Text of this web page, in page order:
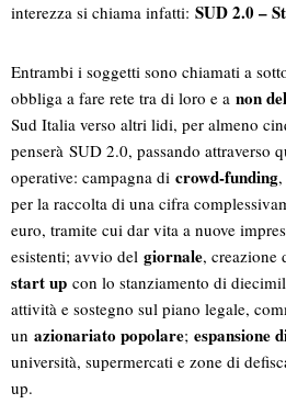
interezza si chiama infatti: SUD 2.0 –
Entrambi i soggetti sono chiamati a
obbliga a fare rete tra di loro e a non
Sud Italia verso altri lidi, per almeno
penserà SUD 2.0, passando attraverso
operative: campagna di crowd-funding
per la raccolta di una cifra
euro, tramite cui dar vita a nuove
esistenti; avvio del giornale, creazione
start up con lo stanziamento di
attività e sostegno sul piano legale,
un azionariato popolare; espansione
università, supermercati e zone di
up.